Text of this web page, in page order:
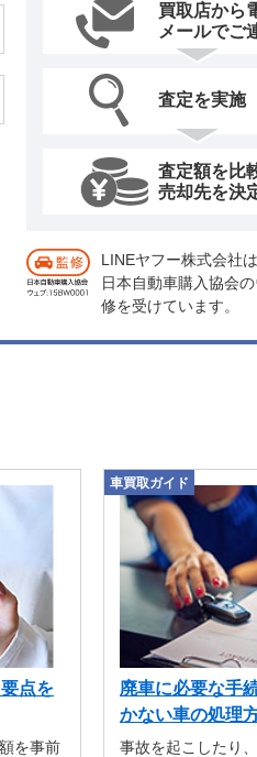
ザインを採用し、初装備のイル
時のアニメーションが特長だ。
もにターボナイトをアクセン
との違いを際立たせている。
スターやセンターディスプレ
イは、機能を追加して最適化
装備。ステアリングホイールの
スポーツクロノパッケージとパ
したモデルは、モードスイッ
を備えている。 ステアリング
ルレバーを使用すると、ドライ
感的に操作することができる
イと機能にさらに完全に統合
買取店から
メールでご
査定を実施
査定額を比
売却先を決
LINEヤフー株式会社
日本自動車購入協会
修を受けています。
点を
を事前
車買取ガイド
廃車に必要な手
かない車の処理
事故を起こしたり